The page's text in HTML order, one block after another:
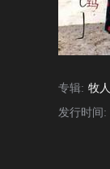
专辑: 牧人
发行时间: